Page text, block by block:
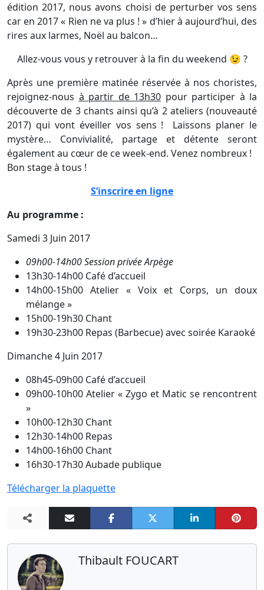
édition 2017, nous avons choisi de perturber vos sens
car en 2017 « Rien ne va plus ! » d’hier à aujourd’hui, des
rires aux larmes, Noël au balcon…
Allez-vous vous y retrouver à la fin du weekend 😉 ?
Après une première matinée réservée à nos choristes,
rejoignez-nous à partir de 13h30 pour participer à la
découverte de 3 chants ainsi qu’à 2 ateliers (nouveauté
2017) qui vont éveiller vos sens ! Laissons planer le
mystère… Convivialité, partage et détente seront
également au cœur de ce week-end. Venez nombreux !
Bon stage à tous !
S’inscrire en ligne
Au programme :
Samedi 3 Juin 2017
09h00-14h00 Session privée Arpège
13h30-14h00 Café d’accueil
14h00-15h00 Atelier « Voix et Corps, un doux
mélange »
15h00-19h30 Chant
19h30-23h00 Repas (Barbecue) avec soirée Karaoké
Dimanche 4 Juin 2017
08h45-09h00 Café d’accueil
09h00-10h00 Atelier « Zygo et Matic se rencontrent
»
10h00-12h30 Chant
12h30-14h00 Repas
14h00-16h00 Chant
16h30-17h30 Aubade publique
Télécharger la plaquette
Thibault FOUCART